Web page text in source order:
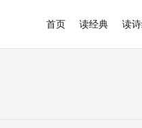
首页 读经典 读